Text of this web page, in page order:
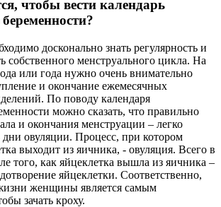
чтобы вести календарь
досконально знать регулярность и
собственного менструального цикла. На
или года нужно очень внимательно
и окончание ежемесячных
По поводу календаря
можно сказать, что правильно
и окончания менструации – легко
овуляции. Процесс, при котором
выходит из яичника, - овуляция. Всего в
того, как яйцеклетка вышла из яичника –
яйцеклетки. Соответственно,
женщины является самым
зачать кроху.